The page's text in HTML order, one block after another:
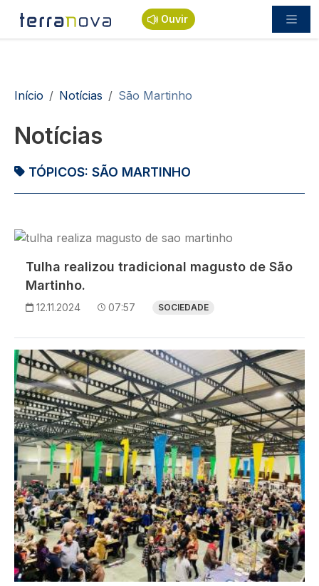
Passar para o conteúdo principal
Ouvir
Navegação estrutural
Início Notícias São Martinho
Notícias
TÓPICOS: SÃO MARTINHO
Imagem
Tulha realizou tradicional magusto de São
Martinho.
12.11.2024 07:57 SOCIEDADE
Imagem